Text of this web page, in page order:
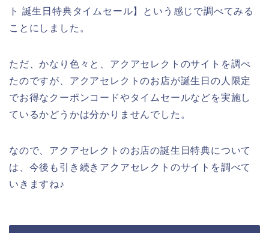
ト 誕生日特典タイムセール】という感じで調べてみる
ことにしました。
ただ、かなり色々と、アクアセレクトのサイトを調べ
たのですが、アクアセレクトのお店が誕生日の人限定
でお得なクーポンコードやタイムセールなどを実施し
ているかどうかは分かりませんでした。
なので、アクアセレクトのお店の誕生日特典について
は、今後も引き続きアクアセレクトのサイトを調べて
いきますね♪